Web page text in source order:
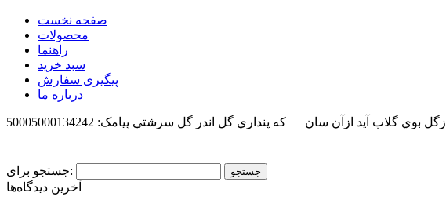
صفحه نخست
محصولات
راهنما
سبد خرید
پیگیری سفارش
درباره ما
زگل بوي گلاب آيد ازآن سان كه پنداري گل اندر گل سرشتي پیامک: 50005000134242
جستجو برای:
آخرین دیدگاه‌ها